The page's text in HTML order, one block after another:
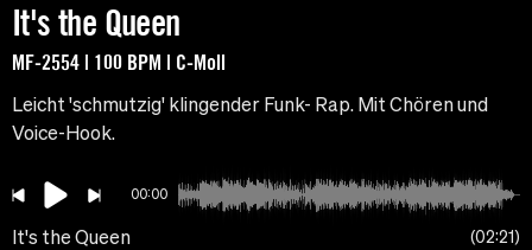
It's the Queen
MF-2554 | 100 BPM | C-Moll
Leicht 'schmutzig' klingender Funk- Rap. Mit Chören und
Voice-Hook.
00:00
It's the Queen 02:21